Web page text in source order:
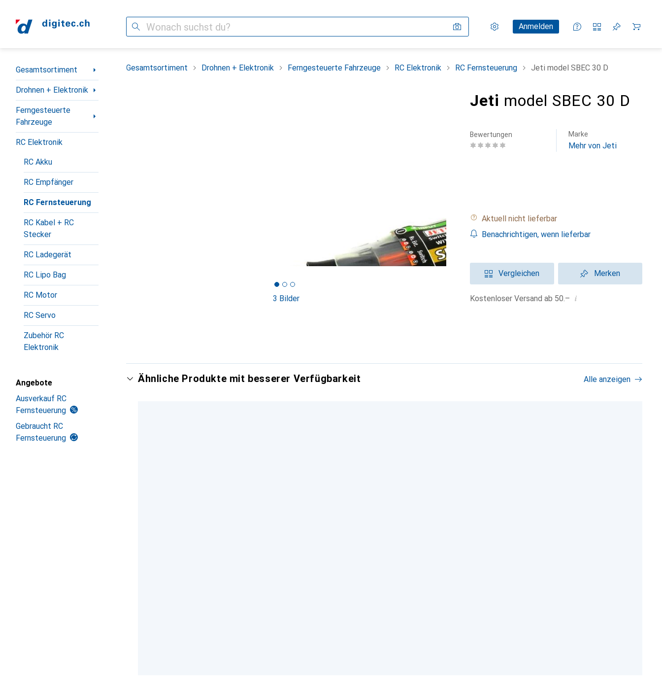
Suche Einstellungen
KundenkontoAnmelden
Vergleichslisten
Merklisten
Warenkorb
Navigation nach Kategorien
Gesamtsortiment
Drohnen + Elektronik
Ferngesteuerte
Fahrzeuge
RC Elektronik
RC Akku
RC Empfänger
RC Fernsteuerung
RC Kabel + RC
Stecker
RC Ladegerät
RC Lipo Bag
RC Motor
RC Servo
Zubehör RC
Elektronik
Angebote
Ausverkauf RC
Fernsteuerung
Gebraucht RC
Fernsteuerung
Gesamtsortiment Drohnen + Elektronik Ferngesteuerte Fahrzeuge RC Elektronik RC Fernsteuerung Jeti model SBEC 30 D
3 Bilder
Jeti model SBEC 30 D
Bewertungen Marke
Mehr von Jeti
Aktuell nicht lieferbar
Benachrichtigen, wenn lieferbar
Vergleichen Merken
Kostenloser Versand ab 50.– i
Ähnliche Produkte mit besserer Verfügbarkeit Alle anzeigen